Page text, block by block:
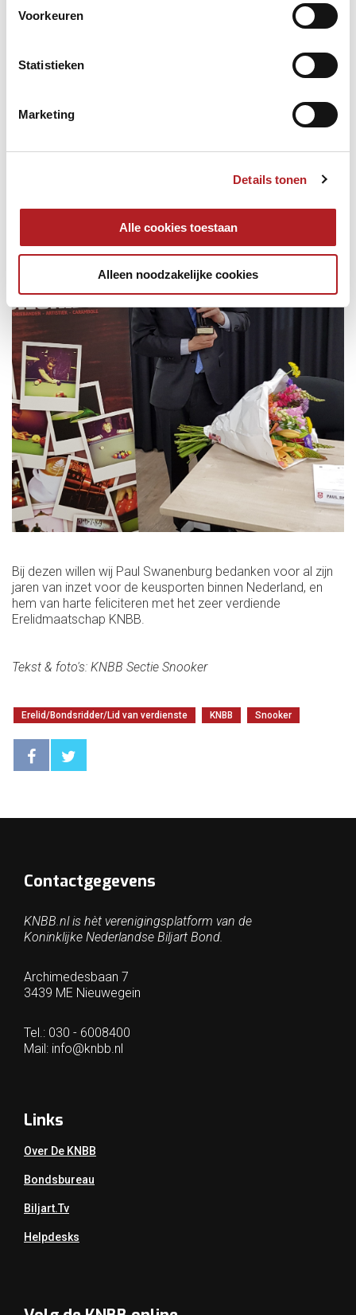
Voorkeuren
Statistieken
Marketing
Details tonen
Alle cookies toestaan
Alleen noodzakelijke cookies
Bij dezen willen wij Paul Swanenburg bedanken voor al zijn
jaren van inzet voor de keusporten binnen Nederland, en
hem van harte feliciteren met het zeer verdiende
Erelidmaatschap KNBB.
Tekst & foto's: KNBB Sectie Snooker
Erelid/Bondsridder/Lid van verdienste KNBB Snooker
Contactgegevens
KNBB.nl is hèt verenigingsplatform van de
Koninklijke Nederlandse Biljart Bond.
Archimedesbaan 7
3439 ME Nieuwegein
Tel.: 030 - 6008400
Mail: info@knbb.nl
Links
Over De KNBB
Bondsbureau
Biljart.tv
Helpdesks